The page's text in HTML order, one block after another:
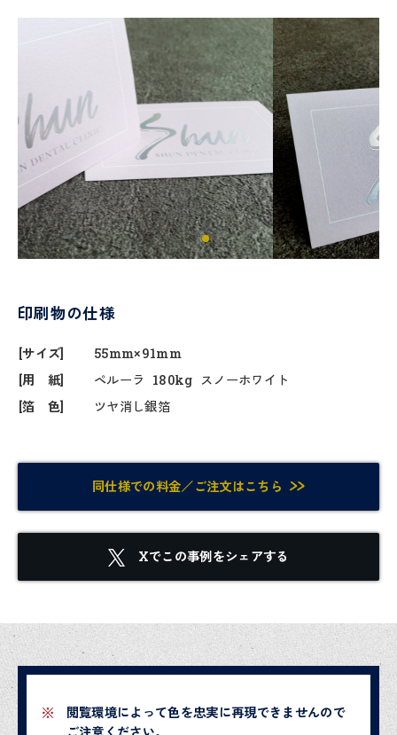
印刷物の仕様
[サイズ]
55mm×91mm
[用 紙]
ペルーラ 180kg スノーホワイト
[箔 色]
ツヤ消し銀箔
同仕様での料金／ご注文はこちら
Xでこの事例をシェアする
閲覧環境によって色を忠実に再現できませんので